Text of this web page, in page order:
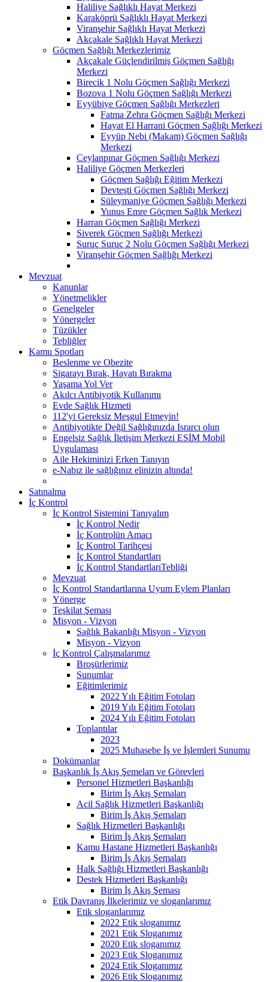
Haliliye Sağlıklı Hayat Merkezi
Karaköprü Sağlıklı Hayat Merkezi
Viranşehir Sağlıklı Hayat Merkezi
Akçakale Sağlıklı Hayat Merkezi
Göçmen Sağlığı Merkezlerimiz
Akçakale Güçlendirilmiş Göçmen Sağlığı
Merkezi
Birecik 1 Nolu Göçmen Sağlığı Merkezi
Bozova 1 Nolu Göçmen Sağlığı Merkezi
Eyyübiye Göçmen Sağlığı Merkezleri
Fatma Zehra Göçmen Sağlığı Merkezi
Hayat El Harrani Göçmen Sağlığı Merkezi
Eyyüp Nebi (Makam) Göçmen Sağlığı
Merkezi
Ceylanpınar Göçmen Sağlığı Merkezi
Haliliye Göçmen Merkezleri
Göçmen Sağlığı Eğitim Merkezi
Devteşti Göçmen Sağlığı Merkezi
Süleymaniye Göçmen Sağlığı Merkezi
Yunus Emre Göçmen Sağlık Merkezi
Harran Göçmen Sağlığı Merkezi
Siverek Göçmen Sağlığı Merkezi
Suruç Suruç 2 Nolu Göçmen Sağlığı Merkezi
Viranşehir Göçmen Sağlığı Merkezi
Mevzuat
Kanunlar
Yönetmelikler
Genelgeler
Yönergeler
Tüzükler
Tebliğler
Kamu Spotları
Beslenme ve Obezite
Sigarayı Bırak, Hayatı Bırakma
Yaşama Yol Ver
Akılcı Antibiyotik Kullanımı
Evde Sağlık Hizmeti
112'yi Gereksiz Meşgul Etmeyin!
Antibiyotikte Değil Sağlığınızda Israrcı olun
Engelsiz Sağlık İletişim Merkezi ESİM Mobil
Uygulaması
Aile Hekiminizi Erken Tanıyın
e-Nabız ile sağlığınız elinizin altında!
Satınalma
İç Kontrol
İç Kontrol Sistemini Tanıyalım
İç Kontrol Nedir
İç Kontrolün Amacı
İç Kontrol Tarihçesi
İç Kontrol Standartları
İç Kontrol StandartlarıTebliği
Mevzuat
İç Kontrol Standartlarına Uyum Eylem Planları
Yönerge
Teşkilat Şeması
Misyon - Vizyon
Sağlık Bakanlığı Misyon - Vizyon
Misyon - Vizyon
İç Kontrol Çalışmalarımız
Broşürlerimiz
Sunumlar
Eğitimlerimiz
2022 Yılı Eğitim Fotoları
2019 Yılı Eğitim Fotoları
2024 Yılı Eğitim Fotoları
Toplantılar
2023
2025 Muhasebe İş ve İşlemleri Sunumu
Dokümanlar
Başkanlık İş Akış Şemeları ve Görevleri
Personel Hizmetleri Başkanlığı
Birim İş Akış Şemaları
Acil Sağlık Hizmetleri Başkanlığı
Birim İş Akış Şemaları
Sağlık Hizmetleri Başkanlığı
Birim İş Akış Şemaları
Kamu Hastane Hizmetleri Başkanlığı
Birim İş Akış Şemaları
Halk Sağlığı Hizmetleri Başkanlığı
Destek Hizmetleri Başkanlığı
Birim İş Akış Şeması
Etik Davranış İlkelerimiz ve sloganlarımız
Etik sloganlarımız
2022 Etik sloganımız
2021 Etik Sloganımız
2020 Etik sloganımız
2023 Etik Sloganımız
2024 Etik Sloganımız
2026 Etik Sloganımız